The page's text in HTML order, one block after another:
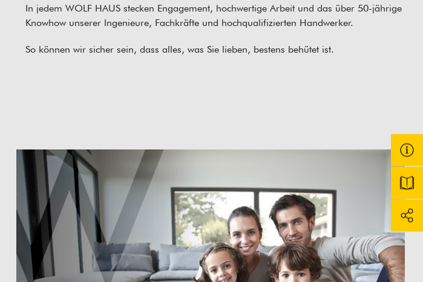
In jedem WOLF HAUS stecken Engagement, hochwertige Arbeit und das über 50-jährige
Knowhow unserer Ingenieure, Fachkräfte und hochqualifizierten Handwerker.
So können wir sicher sein, dass alles, was Sie lieben, bestens behütet ist.